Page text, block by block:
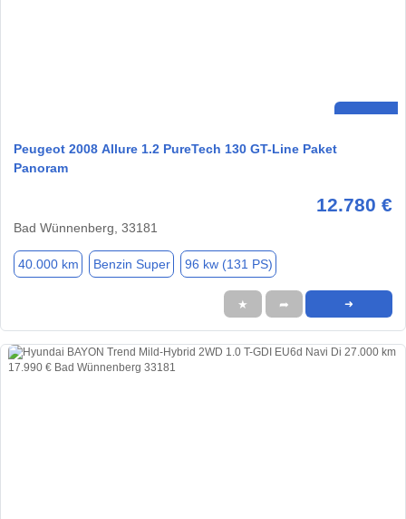
Peugeot 2008 Allure 1.2 PureTech 130 GT-Line Paket
Panoram
12.780 €
Bad Wünnenberg, 33181
40.000 km Benzin Super 96 kw (131 PS)
★ ➦ ➜